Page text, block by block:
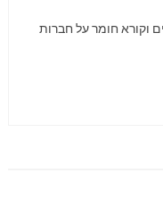
וקורא חומר על חברות